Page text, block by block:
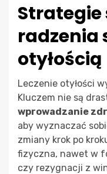
radzenia
otyłością
Leczenie otyłości
Kluczem nie są
wprowadzanie
aby wyznaczać
zmiany krok po
fizyczna, nawet w
czy rezygnacji z